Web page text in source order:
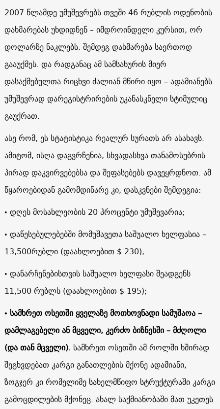
2007 წლამდე უმუშევრებს თვეში 46 რუბლის ოდენობის
დახმარებას უხდიდნენ – იმდროინდელი კურსით, ორ
დოლარზე ნაკლებს. შემდეგ დახმარება საერთოდ
გააუქმეს. და რადგანაც ამ სამსახურის მიერ
დასაქმებულთა რიცხვი ძალიან მწირი იყო – ადამიანებს
უმუშევრად დარეგისტრირების უკანასკნელი სტიმულიც
გაუქრათ.
ასე რომ, ეს სტატისტიკა რეალურ სურათს არ ასახავს.
ამიტომ, ისღა დაგვრჩენია, სხვადასხვა თანამოსუბრის
პირად დაკვირვებებსა და შეფასებებს დავეყრდნოთ. ამ
წყაროებიდან გამომდინარე კი, დასკვნები შემდეგია:
• დღეს მოსახლეობის 20 პროცენტი უმუშევარია;
• დაწესებულებებში მომუშავეთა საშუალო ხელფასია –
13,500რუბლი (დაახლოებით $ 230);
• დანარჩენებისთვის საშუალო ხელფასი შეადგენს
11,500რუბლს (დაახლოებით $ 195);
• სამხრეთ ოსეთში ყველაზე მოთხოვნადი სამუშაოა –
დამლაგებელი ან მცველი, კერძო ბიზნესში – მძღოლი
(და თან მცველი). სამხრეთ ოსეთში ამ როლში ხშირად
შეგხვდებათ კარგი განათლების მქონე ადამიანი,
ზოგჯერ კი რომელიმე სახელმწიფო სტრუქტურაში კარგი
გამოცდილების მქონეც. ახალ საქმიანობაში მათ უკეთეს